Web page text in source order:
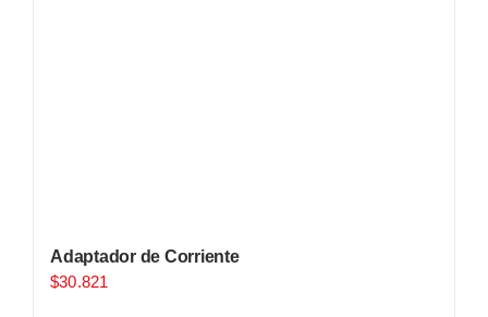
Adaptador de Corriente
$30.821